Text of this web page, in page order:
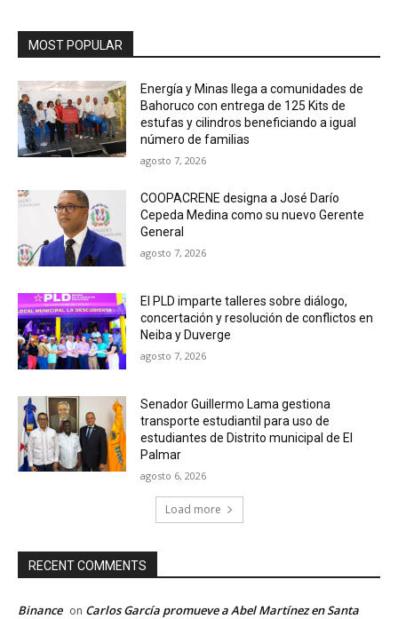
MOST POPULAR
Energía y Minas llega a comunidades de
Bahoruco con entrega de 125 Kits de
estufas y cilindros beneficiando a igual
número de familias
agosto 7, 2026
COOPACRENE designa a José Darío
Cepeda Medina como su nuevo Gerente
General
agosto 7, 2026
El PLD imparte talleres sobre diálogo,
concertación y resolución de conflictos en
Neiba y Duverge
agosto 7, 2026
Senador Guillermo Lama gestiona
transporte estudiantil para uso de
estudiantes de Distrito municipal de El
Palmar
agosto 6, 2026
Load more
RECENT COMMENTS
Binance on Carlos García promueve a Abel Martínez en Santa